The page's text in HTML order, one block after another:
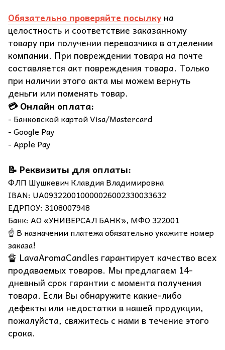
Обязательно проверяйте посылку на
целостность и соответствие заказанному
товару при получении перевозчика в отделении
компании. При повреждении товара на почте
составляется акт повреждения товара. Только
при наличии этого акта мы можем вернуть
деньги или поменять товар.
💳 Онлайн оплата:
- Банковской картой Visa/Mastercard
- Google Pay
- Apple Pay
📝 Реквизиты для оплаты:
ФЛП Шушкевич Клавдия Владимировна
IBAN: UA093220010000026002330033632
ЕДРПОУ: 3108007948
Банк: АО «УНИВЕРСАЛ БАНК», МФО 322001
☝️ В назначении платежа обязательно укажите номер
заказа!
🔏 LavaAromaCandles гарантирует качество всех
продаваемых товаров. Мы предлагаем 14-
дневный срок гарантии с момента получения
товара. Если Вы обнаружите какие-либо
дефекты или недостатки в нашей продукции,
пожалуйста, свяжитесь с нами в течение этого
срока.